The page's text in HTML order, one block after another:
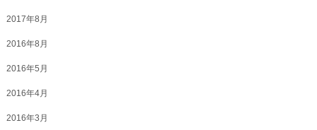
2017年8月
2016年8月
2016年5月
2016年4月
2016年3月